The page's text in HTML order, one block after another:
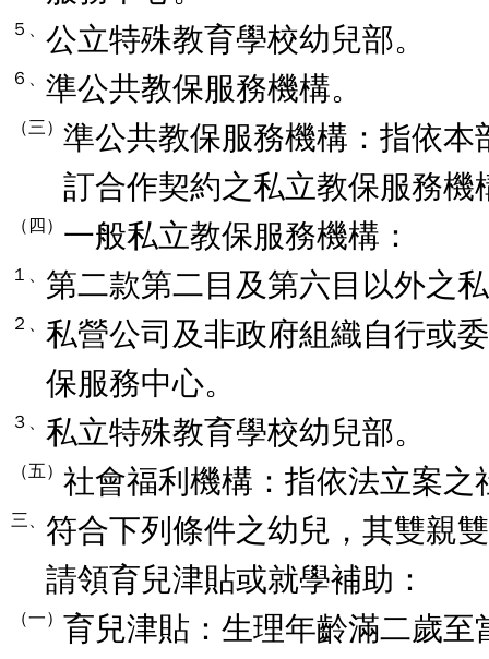
５、 公立特殊教育學校幼兒部。
６、 準公共教保服務機構。
（三） 準公共教保服務機構：指依本
訂合作契約之私立教保服務機
（四） 一般私立教保服務機構：
１、 第二款第二目及第六目以外之
２、 私營公司及非政府組織自行或
保服務中心。
３、 私立特殊教育學校幼兒部。
（五） 社會福利機構：指依法立案之
三、 符合下列條件之幼兒，其雙親
請領育兒津貼或就學補助：
（一） 育兒津貼：生理年齡滿二歲至